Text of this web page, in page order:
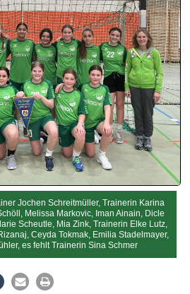
Jochen Schreitmüller, Trainerin Karina
Melissa Markovic, Iman Ainain, Dicle
Scheutle, Mia Zink, Trainerin Elke Lutz,
Ceyda Tokmak, Emilia Stadelmayer,
es fehlt Trainerin Sina Schmer